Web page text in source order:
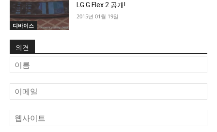
디바이스
LG G Flex 2 공개!
2015년 01월 19일
의견
름
메
일
사